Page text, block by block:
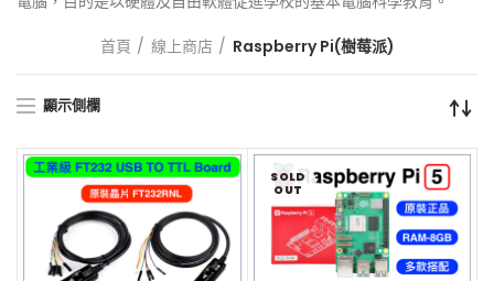
首頁 線上商店 Raspberry Pi(樹莓派)
顯示側欄
SOLD
OUT